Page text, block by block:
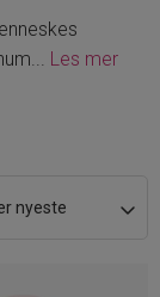
... Les mer